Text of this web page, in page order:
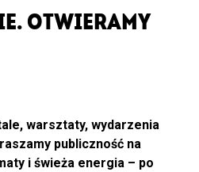
OTWIERAMY
warsztaty, wydarzenia
publiczność na
i świeża energia – po